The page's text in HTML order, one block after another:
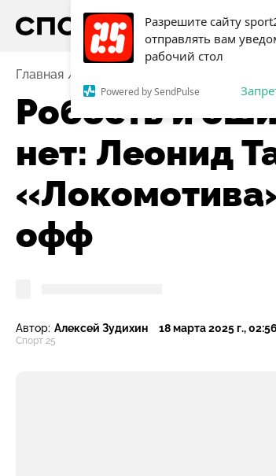
Разрешите сайту
отправлять вам
рабочий стол
Powered by SendPulse
Главная Робость
Робость и
нет: Леонид
офф
Автор: Алексей Зудихин
Спорт 25
18 марта 2025 г., 02:56